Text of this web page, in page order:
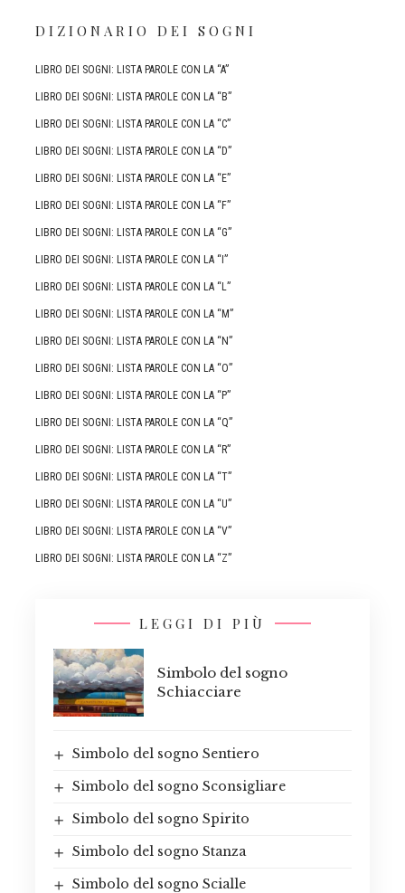
DIZIONARIO DEI SOGNI
LIBRO DEI SOGNI: LISTA PAROLE CON LA “A”
LIBRO DEI SOGNI: LISTA PAROLE CON LA “B”
LIBRO DEI SOGNI: LISTA PAROLE CON LA “C”
LIBRO DEI SOGNI: LISTA PAROLE CON LA “D”
LIBRO DEI SOGNI: LISTA PAROLE CON LA “E”
LIBRO DEI SOGNI: LISTA PAROLE CON LA “F”
LIBRO DEI SOGNI: LISTA PAROLE CON LA “G”
LIBRO DEI SOGNI: LISTA PAROLE CON LA “I”
LIBRO DEI SOGNI: LISTA PAROLE CON LA “L”
LIBRO DEI SOGNI: LISTA PAROLE CON LA “M”
LIBRO DEI SOGNI: LISTA PAROLE CON LA “N”
LIBRO DEI SOGNI: LISTA PAROLE CON LA “O”
LIBRO DEI SOGNI: LISTA PAROLE CON LA “P”
LIBRO DEI SOGNI: LISTA PAROLE CON LA “Q”
LIBRO DEI SOGNI: LISTA PAROLE CON LA “R”
LIBRO DEI SOGNI: LISTA PAROLE CON LA “T”
LIBRO DEI SOGNI: LISTA PAROLE CON LA “U”
LIBRO DEI SOGNI: LISTA PAROLE CON LA “V”
LIBRO DEI SOGNI: LISTA PAROLE CON LA “Z”
LEGGI DI PIÙ
Simbolo del sogno
Schiacciare
Simbolo del sogno Sentiero
Simbolo del sogno Sconsigliare
Simbolo del sogno Spirito
Simbolo del sogno Stanza
Simbolo del sogno Scialle